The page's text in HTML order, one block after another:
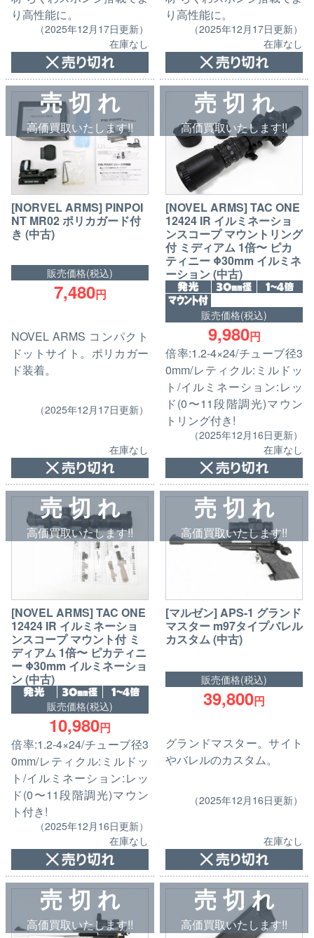
り高性能に。
（2025年12月17日更新）
在庫なし
り高性能に。
（2025年12月17日更新）
在庫なし
売 切 れ
高価買取いたします!!
[NORVEL ARMS] PINPOI
NT MR02 ポリカガード付
き (中古)
販売価格(税込)
7,480円
NOVEL ARMS コンパクト
ドットサイト。ポリカガー
ド装着。
（2025年12月17日更新）
在庫なし
売 切 れ
高価買取いたします!!
[NOVEL ARMS] TAC ONE
12424 IR イルミネーショ
ンスコープ マウントリング
付 ミディアム 1倍〜 ピカ
ティニー Φ30mm イルミネ
ーション (中古)
販売価格(税込)
9,980円
倍率:1.2-4×24/チューブ径3
0mm/レティクル:ミルドッ
ト/イルミネーション:レッ
ド(0〜11段階調光)マウン
トリング付き!
（2025年12月16日更新）
在庫なし
売 切 れ
高価買取いたします!!
[NOVEL ARMS] TAC ONE
12424 IR イルミネーショ
ンスコープ マウント付 ミ
ディアム 1倍〜 ピカティニ
ー Φ30mm イルミネーショ
ン (中古)
販売価格(税込)
10,980円
倍率:1.2-4×24/チューブ径3
0mm/レティクル:ミルドッ
ト/イルミネーション:レッ
ド(0〜11段階調光)マウン
ト付き!
（2025年12月16日更新）
在庫なし
売 切 れ
高価買取いたします!!
[マルゼン] APS-1 グランド
マスター m97タイプバレル
カスタム (中古)
販売価格(税込)
39,800円
グランドマスター。サイト
やバレルのカスタム。
（2025年12月16日更新）
在庫なし
売 切 れ
高価買取いたします!!
売 切 れ
高価買取いたします!!